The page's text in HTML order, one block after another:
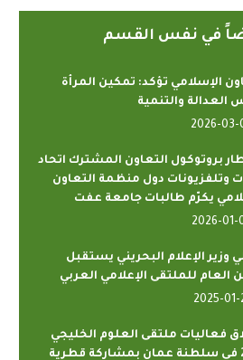
في نفس القسم
الإسلامي تؤكد: تمكين المرأة
العدالة والتنمية
2026-03-
بروتوكول التعاون المشترك اتحاد
وتلفزيونات دول منظمة التعاون
يكرّم طالبات جامعة عفت
2026-01-
وزير الإعلام البحريني يستقبل
العام للملتقى الإعلامي العربي
2025-01-
فعاليات ملتقى العلوم الخليجي